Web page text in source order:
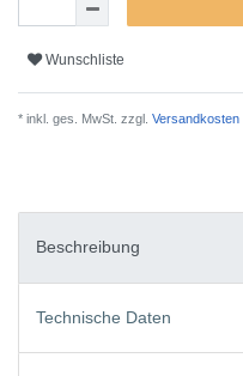
Wunschliste
* inkl. ges. MwSt. zzgl. Versandkosten
Beschreibung
Technische Daten